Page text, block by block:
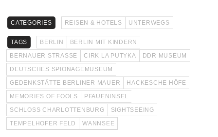
CATEGORIES REISEN & HOTELS UNTERWEGS
TAGS BERLIN
BERLIN MIT KINDERN
BERNAUER STRASSE
CIRK LA PUTYKA
DDR MUSEUM
DEUTSCHES SPIONAGEMUSEUM
GEDENKSTÄTTE BERLINER MAUER
HACKESCHE HÖFE
MEMORIES OF FOOLS
PFAUENINSEL
SCHLOSS CHARLOTTENBURG
SIGHTSEEING
TEMPELHOFER FELD
WANNSEE